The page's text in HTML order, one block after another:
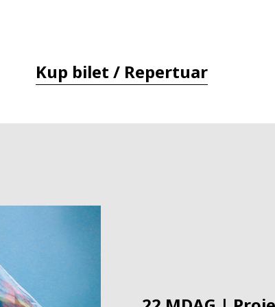
Kup bilet / Repertuar